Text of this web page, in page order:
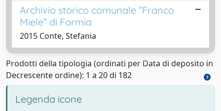
Archivio storico comunale “Franco
Miele” di Formia
2015 Conte, Stefania
Prodotti della tipologia (ordinati per Data di deposito in
Decrescente ordine): 1 a 20 di 182
Legenda icone